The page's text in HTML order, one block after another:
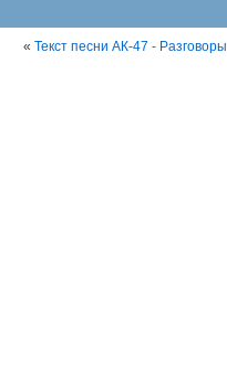
« Текст песни АК-47 - Разговоры